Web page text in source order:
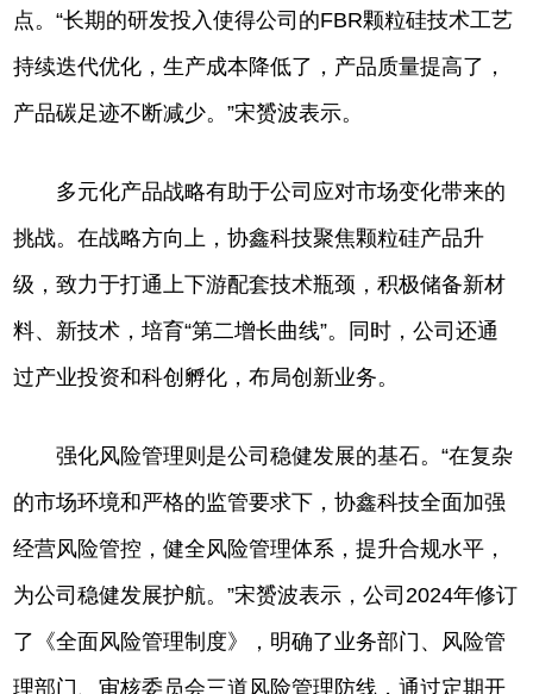
点。“长期的研发投入使得公司的FBR颗粒硅技术工艺
持续迭代优化，生产成本降低了，产品质量提高了，
产品碳足迹不断减少。”宋赟波表示。
多元化产品战略有助于公司应对市场变化带来的
挑战。在战略方向上，协鑫科技聚焦颗粒硅产品升
级，致力于打通上下游配套技术瓶颈，积极储备新材
料、新技术，培育“第二增长曲线”。同时，公司还通
过产业投资和科创孵化，布局创新业务。
强化风险管理则是公司稳健发展的基石。“在复杂
的市场环境和严格的监管要求下，协鑫科技全面加强
经营风险管控，健全风险管理体系，提升合规水平，
为公司稳健发展护航。”宋赟波表示，公司2024年修订
了《全面风险管理制度》，明确了业务部门、风险管
理部门、审核委员会三道风险管理防线，通过定期开